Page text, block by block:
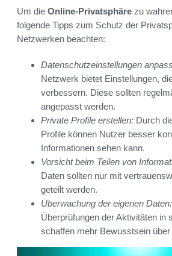
Um die Online-Privatsphäre zu
folgende Tipps zum Schutz der
Netzwerken beachten:
Datenschutzeinstellungen
Netzwerk bietet Einstellungen,
verbessern. Diese sollten
angepasst werden.
Private Profile erstellen: Durch
Profile können Nutzer besser
Informationen sehen kann.
Vorsicht beim Teilen von
Daten sollten nur mit
geteilt werden.
Überwachung der eigenen Daten:
Überprüfungen der Aktivitäten in
schaffen mehr Bewusstsein